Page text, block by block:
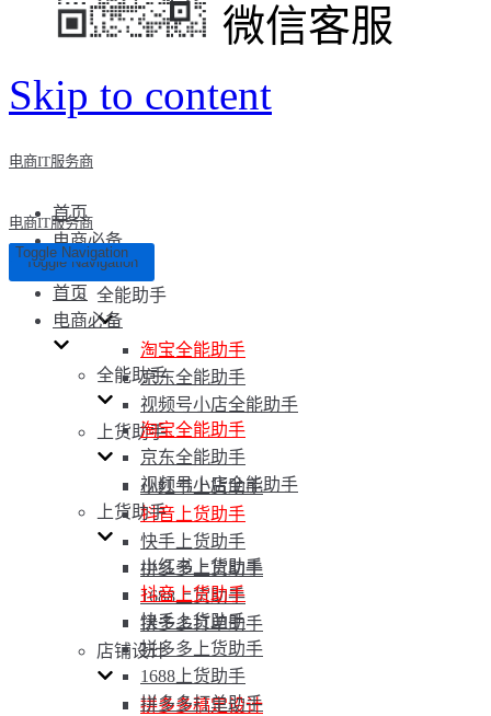
微信客服
Skip to content
电商IT服务商
首页
电商必备
全能助手
淘宝全能助手
京东全能助手
视频号小店全能助手
上货助手
小红书上货助手
抖音上货助手
快手上货助手
拼多多上货助手
1688上货助手
拼多多打单助手
店铺设计
拼多多稿定设计
电商IT服务商
Toggle Navigation
Toggle Navigation
首页
电商必备
全能助手
淘宝全能助手
京东全能助手
视频号小店全能助手
上货助手
小红书上货助手
抖音上货助手
快手上货助手
拼多多上货助手
1688上货助手
拼多多打单助手